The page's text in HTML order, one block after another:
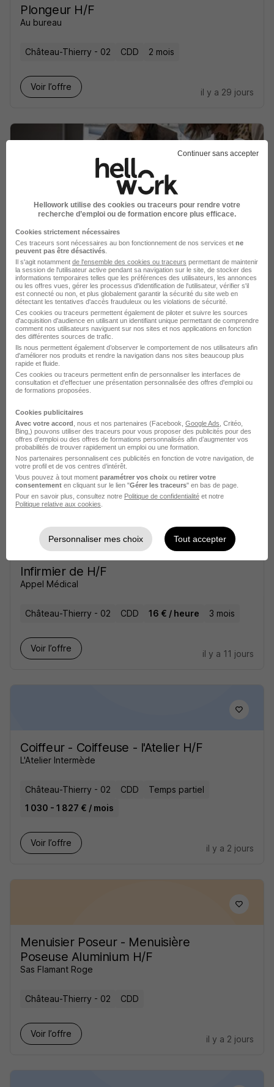
Plongeur H/F
Au bureau
Château-Thierry - 02 CDD 2 mois
Voir l’offre
il y a 29 jours
Conseiller de Vente CDI 28H H/F
Château-Thierry - 02
1 867,02 € / mois
+ 1
Voir l’offre
il y a 20 jours
Employé Administratif et Comptable
H/F
E.Leclerc
Château-Thierry - 02 CDD 6 mois
Voir l’offre
il y a 16 jours
Infirmier de H/F
Appel Médical
Château-Thierry - 02 CDD 16 € / heure 3 mois
Voir l’offre
il y a 11 jours
Coiffeur - Coiffeuse - l'Atelier H/F
L'Atelier Intermède
Château-Thierry - 02 CDD
Temps partiel
1 030 - 1 827 € / mois
Voir l’offre
il y a 2 jours
Menuisier Poseur - Menuisière
Poseuse Aluminium H/F
Sas Flamant Roge
Château-Thierry - 02 CDD
Voir l’offre
il y a 2 jours
Continuer sans accepter
Hellowork utilise des cookies ou traceurs pour rendre votre
recherche d’emploi ou de formation encore plus efficace.
Cookies strictement nécessaires
Ces traceurs sont nécessaires au bon fonctionnement de nos services et ne
peuvent pas être désactivés
Il s'agit notamment de l'ensemble des cookies ou traceurs permettant de maintenir
la session de l'utilisateur active pendant sa navigation sur le site, de stocker des
informations temporaires telles que les préférences des utilisateurs, les annonces
ou les offres vues, gérer les processus d'identification de l'utilisateur, vérifier s'il
est connecté ou non, et plus globalement garantir la sécurité du site web en
détectant les tentatives d'accès frauduleux ou les violations de sécurité.
Ces cookies ou traceurs permettent également de piloter et suivre les sources
d'acquisition d'audience en utilisant un identifiant unique permettant de comprendre
comment nos utilisateurs naviguent sur nos sites et nos applications en fonction
des différentes sources de trafic.
Ils nous permettent également d’observer le comportement de nos utilisateurs afin
d'améliorer nos produits et rendre la navigation dans nos sites beaucoup plus
rapide et fluide.
Ces cookies ou traceurs permettent enfin de personnaliser les interfaces de
consultation et d'effectuer une présentation personnalisée des offres d'emploi ou
de formations proposées.
Cookies publicitaires
Avec votre accord , nous et nos partenaires (Facebook, Google Ads , Critéo,
Bing,) pouvons utiliser des traceurs pour vous proposer des publicités pour des
offres d’emploi ou des offres de formations personnalisés afin d’augmenter vos
probabilités de trouver rapidement un emploi ou une formation.
Nos partenaires personnalisent ces publicités en fonction de votre navigation, de
votre profil et de vos centres d’intérêt.
Vous pouvez à tout moment paramétrer vos choix ou retirer votre
consentement en cliquant sur le lien "Gérer les traceurs" en bas de page.
Pour en savoir plus, consultez notre Politique de confidentialité et notre
Politique relative aux cookies
Personnaliser mes choix Tout accepter